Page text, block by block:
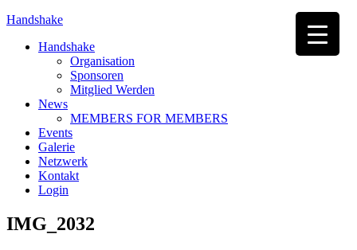
Handshake
Handshake
Organisation
Sponsoren
Mitglied Werden
News
MEMBERS FOR MEMBERS
Events
Galerie
Netzwerk
Kontakt
Login
IMG_2032